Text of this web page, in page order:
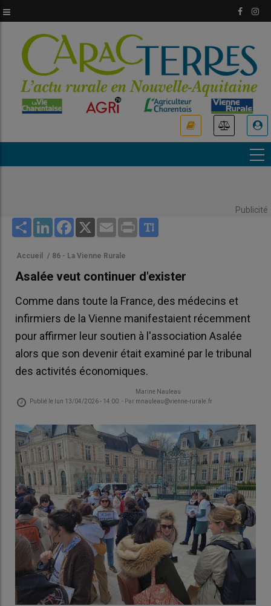
au
principal
Publicité
Share LinkedInFacebook
X Email Print
Accueil / 86 - La Vienne Rurale
Asalée veut continuer d'exister
Comme dans toute la France, des médecins et
infirmiers de la Vienne manifestaient récemment
pour affirmer leur soutien à l'association Asalée
alors que son devenir était examiné par le tribunal
des activités économiques.
Publié le lun 13/04/2026 - 14:00 - Par
Marine Nauleau
mnauleau@vienne-rurale.fr